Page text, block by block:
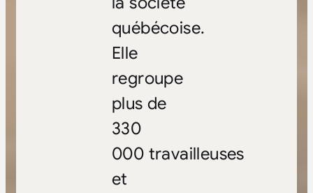
québécoise.
Elle
regroupe
plus de
330
000 travailleuses
et